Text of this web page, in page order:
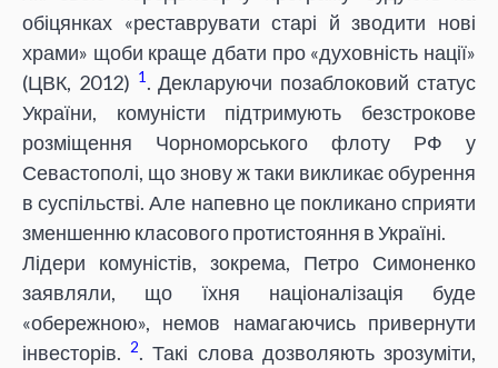
обіцянках «реставрувати старі й зводити нові
храми» щоби краще дбати про «духовність нації»
(ЦВК, 2012) 1 . Декларуючи позаблоковий статус
України, комуністи підтримують безстрокове
розміщення Чорноморського флоту РФ у
Севастополі, що знову ж таки викликає обурення
в суспільстві. Але напевно це покликано сприяти
зменшенню класового протистояння в Україні.
Лідери комуністів, зокрема, Петро Симоненко
заявляли, що їхня націоналізація буде
«обережною», немов намагаючись привернути
інвесторів.2. Такі слова дозволяють зрозуміти,